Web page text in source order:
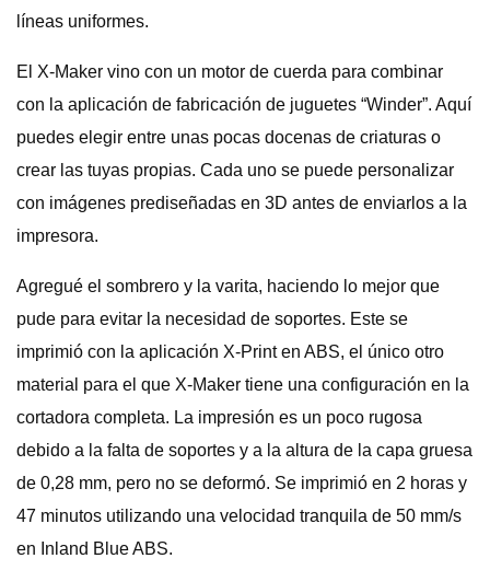
líneas uniformes.
El X-Maker vino con un motor de cuerda para combinar
con la aplicación de fabricación de juguetes “Winder”. Aquí
puedes elegir entre unas pocas docenas de criaturas o
crear las tuyas propias. Cada uno se puede personalizar
con imágenes prediseñadas en 3D antes de enviarlos a la
impresora.
Agregué el sombrero y la varita, haciendo lo mejor que
pude para evitar la necesidad de soportes. Este se
imprimió con la aplicación X-Print en ABS, el único otro
material para el que X-Maker tiene una configuración en la
cortadora completa. La impresión es un poco rugosa
debido a la falta de soportes y a la altura de la capa gruesa
de 0,28 mm, pero no se deformó. Se imprimió en 2 horas y
47 minutos utilizando una velocidad tranquila de 50 mm/s
en Inland Blue ABS.